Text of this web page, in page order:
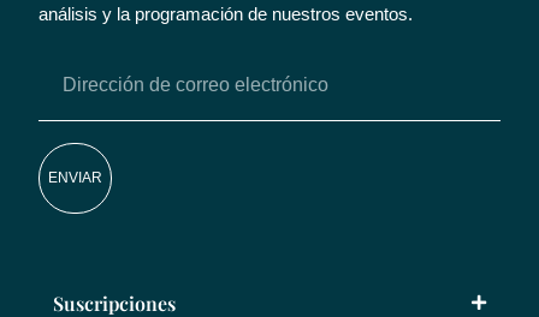
análisis y la programación de nuestros eventos.
ENVIAR
Suscripciones